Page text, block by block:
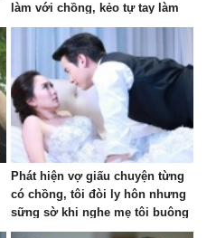
làm với chồng, kẻo tự tay làm
hao vận may của gia đình
Phát hiện vợ giấu chuyện từng
có chồng, tôi đòi ly hôn nhưng
sững sờ khi nghe mẹ tôi buông
câu này